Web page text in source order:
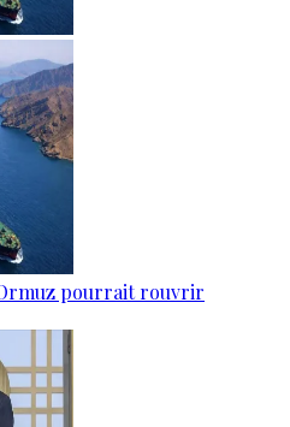
pourrait rouvrir